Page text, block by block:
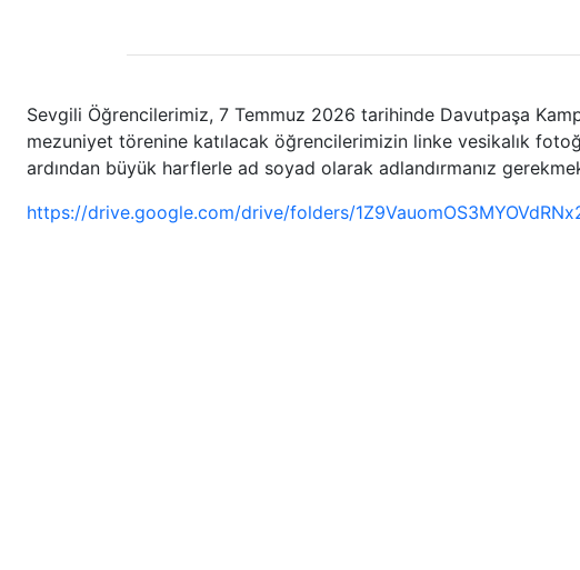
Sevgili Öğrencilerimiz, 7 Temmuz 2026 tarihinde Davutpaşa
mezuniyet törenine katılacak öğrencilerimizin linke vesikalık
ardından büyük harflerle ad soyad olarak adlandırmanız
https://drive.google.com/drive/folders/